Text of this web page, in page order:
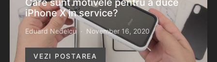
Care sunt motivele pentru a duce
iPhone X in service?
Eduard Nedelcu November 16, 2020
VEZI POSTAREA